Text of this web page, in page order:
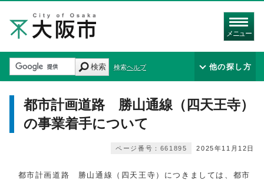
メニュー
検索 検索ヘルプ 他の探し方
都市計画道路 勝山通線（四天王寺）
の事業着手について
2025年11月12日
ページ番号：661895
都市計画道路 勝山通線（四天王寺）につきましては、都市